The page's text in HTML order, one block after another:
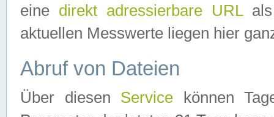
eine direkt adressierbare URLals
aktuellen Messwerte liegen hier
Abruf von Dateien
Über diesen Service können